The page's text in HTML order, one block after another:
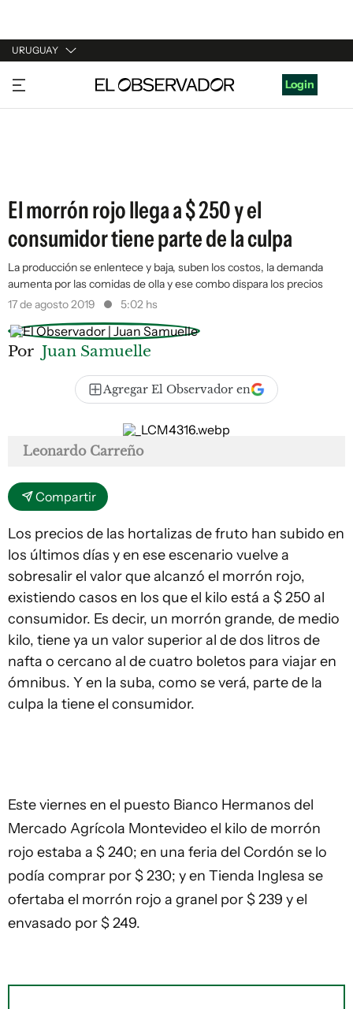
URUGUAY
URUGUAY
ARGENTINA
Login
El morrón rojo llega a $ 250 y el
consumidor tiene parte de la culpa
La producción se enlentece y baja, suben los costos, la demanda
aumenta por las comidas de olla y ese combo dispara los precios
17 de agosto 2019
5:02 hs
Por Juan Samuelle
Agregar El Observador en
Leonardo Carreño
Compartir
Los precios de las hortalizas de fruto han subido en
los últimos días y en ese escenario vuelve a
sobresalir el valor que alcanzó el morrón rojo,
existiendo casos en los que el kilo está a $ 250 al
consumidor. Es decir, un morrón grande, de medio
kilo, tiene ya un valor superior al de dos litros de
nafta o cercano al de cuatro boletos para viajar en
ómnibus. Y en la suba, como se verá, parte de la
culpa la tiene el consumidor.
Este viernes en el puesto Bianco Hermanos del
Mercado Agrícola Montevideo el kilo de morrón
rojo estaba a $ 240; en una feria del Cordón se lo
podía comprar por $ 230; y en Tienda Inglesa se
ofertaba el morrón rojo a granel por $ 239 y el
envasado por $ 249.